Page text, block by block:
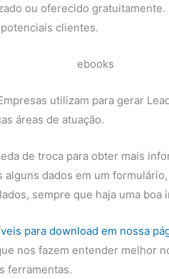
ou oferecido
clientes.
utilizam para gerar
áreas de atuação.
de troca para obter mais
dados em um
sempre que haja uma
para download em nossa
nos fazem entender melhor
ferramentas.